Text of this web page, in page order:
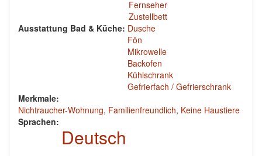
Fernseher
Zustellbett
Ausstattung Bad & Küche: Dusche
Fön
Mikrowelle
Backofen
Kühlschrank
Gefrierfach / Gefrierschrank
Merkmale:
Nichtraucher-Wohnung, Familienfreundlich, Keine Haustiere
Sprachen:
Deutsch